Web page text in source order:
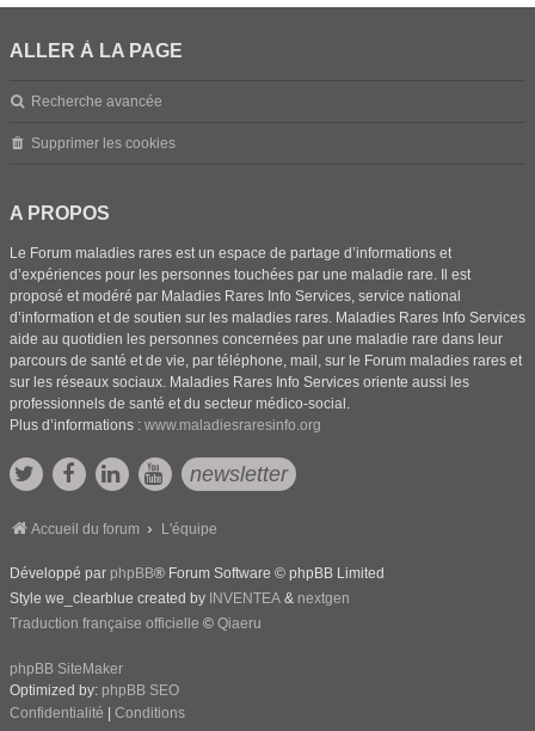
ALLER À LA PAGE
Recherche avancée
Supprimer les cookies
A PROPOS
Le Forum maladies rares est un espace de partage d’informations et
d’expériences pour les personnes touchées par une maladie rare. Il est
proposé et modéré par Maladies Rares Info Services, service national
d’information et de soutien sur les maladies rares. Maladies Rares Info Services
aide au quotidien les personnes concernées par une maladie rare dans leur
parcours de santé et de vie, par téléphone, mail, sur le Forum maladies rares et
sur les réseaux sociaux. Maladies Rares Info Services oriente aussi les
professionnels de santé et du secteur médico-social.
Plus d’informations : www.maladiesraresinfo.org
newsletter
Accueil du forum L'équipe
Développé par phpBB® Forum Software © phpBB Limited
Style we_clearblue created by INVENTEA & nextgen
Traduction française officielle © Qiaeru
phpBB SiteMaker
Optimized by: phpBB SEO
Confidentialité
Conditions